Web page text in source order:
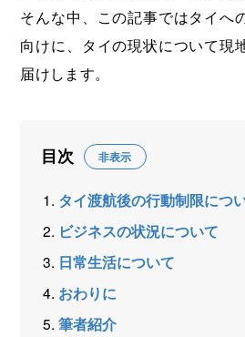
そんな中、この記事ではタイへ
向けに、タイの現状について現
届けします。
目次 非表示
タイ渡航後の行動制限につ
ビジネスの状況について
日常生活について
おわりに
筆者紹介